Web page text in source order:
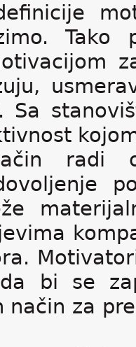
Tako
Sa
radi
bi se
način za